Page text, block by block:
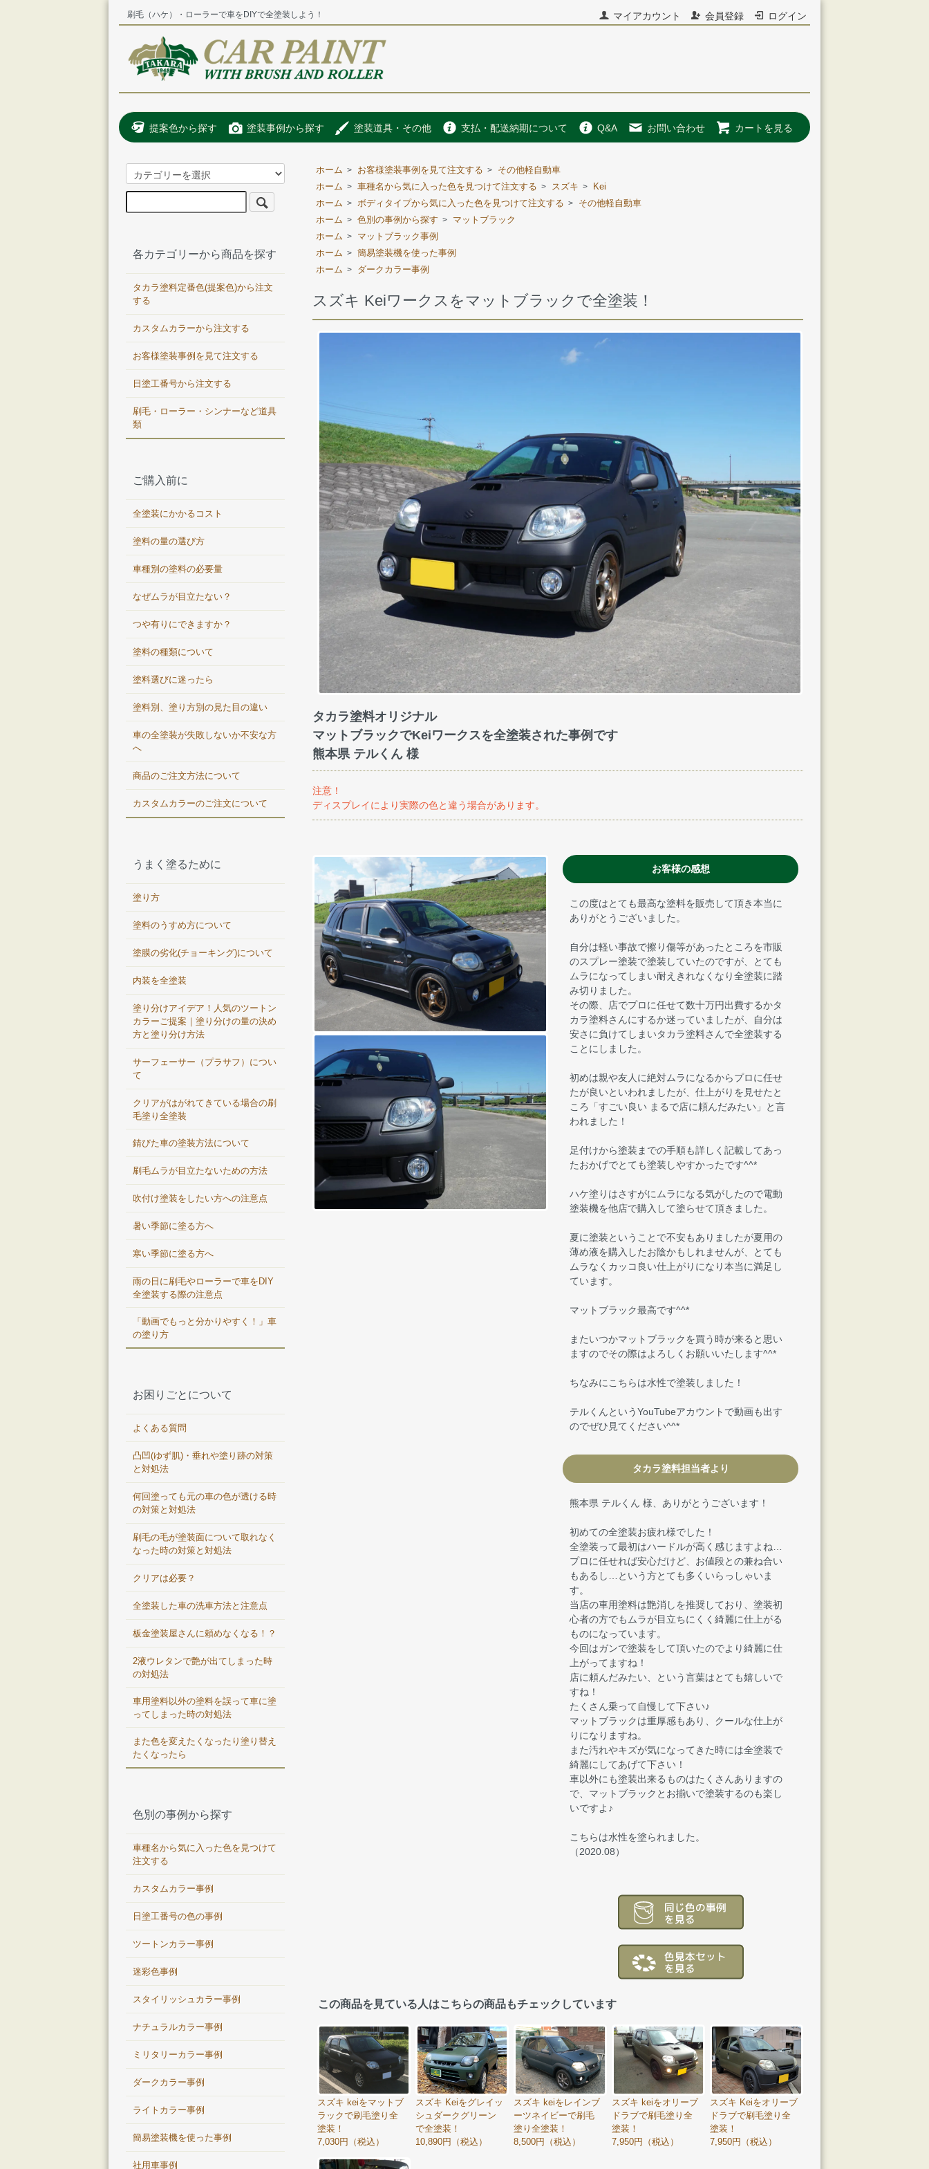
マイアカウント 会員登録 ログイン
刷毛（ハケ）・ローラーで車をDIYで全塗装しよう！
提案色から探す 塗装事例から探す 塗装道具・その他 支払・配送納期について Q&A お問い合わせ カートを見る
ホーム > お客様塗装事例を見て注文する >
その他軽自動車
ホーム > 車種名から気に入った色を見つけて注文する > スズキ >
Kei
ホーム > ボディタイプから気に入った色を見つけて注文する >
その他軽自動車
ホーム > 色別の事例から探す >
マットブラック
ホーム >
マットブラック事例
ホーム > 簡易塗装機を使った事例
ホーム > ダークカラー事例
スズキ Keiワークスをマットブラックで全塗装！
タカラ塗料オリジナル
マットブラックでKeiワークスを全塗装された事例です
熊本県 テルくん 様
注意！
ディスプレイにより実際の色と違う場合があります。
お客様の感想
この度はとても最高な塗料を販売して頂き本当に
ありがとうございました。
自分は軽い事故で擦り傷等があったところを市販
のスプレー塗装で塗装していたのですが、とても
ムラになってしまい耐えきれなくなり全塗装に踏
み切りました。
その際、店でプロに任せて数十万円出費するかタ
カラ塗料さんにするか迷っていましたが、自分は
安さに負けてしまいタカラ塗料さんで全塗装する
ことにしました。
初めは親や友人に絶対ムラになるからプロに任せ
たが良いといわれましたが、仕上がりを見せたと
ころ「すごい良い まるで店に頼んだみたい」と言
われました！
足付けから塗装までの手順も詳しく記載してあっ
たおかげでとても塗装しやすかったです^^*
ハケ塗りはさすがにムラになる気がしたので電動
塗装機を他店で購入して塗らせて頂きました。
夏に塗装ということで不安もありましたが夏用の
薄め液を購入したお陰かもしれませんが、とても
ムラなくカッコ良い仕上がりになり本当に満足し
ています。
マットブラック最高です^^*
またいつかマットブラックを買う時が来ると思い
ますのでその際はよろしくお願いいたします^^*
ちなみにこちらは水性で塗装しました！
テルくんというYouTubeアカウントで動画も出す
のでぜひ見てください^^*
タカラ塗料担当者より
熊本県 テルくん 様、ありがとうございます！
初めての全塗装お疲れ様でした！
全塗装って最初はハードルが高く感じますよね…
プロに任せれば安心だけど、お値段との兼ね合い
もあるし…という方とても多くいらっしゃいま
す。
当店の車用塗料は艶消しを推奨しており、塗装初
心者の方でもムラが目立ちにくく綺麗に仕上がる
ものになっています。
今回はガンで塗装をして頂いたのでより綺麗に仕
上がってますね！
店に頼んだみたい、という言葉はとても嬉しいで
すね！
たくさん乗って自慢して下さい♪
マットブラックは重厚感もあり、クールな仕上が
りになりますね。
また汚れやキズが気になってきた時には全塗装で
綺麗にしてあげて下さい！
車以外にも塗装出来るものはたくさんありますの
で、マットブラックとお揃いで塗装するのも楽し
いですよ♪
こちらは水性を塗られました。
（2020.08）
この商品を見ている人はこちらの商品もチェックしています
スズキ keiをマットブ
ラックで刷毛塗り全
塗装！
7,030円（税込）
スズキ Keiをグレイッ
シュダークグリーン
で全塗装！
10,890円（税込）
スズキ keiをレインブ
ーツネイビーで刷毛
塗り全塗装！
8,500円（税込）
スズキ keiをオリーブ
ドラブで刷毛塗り全
塗装！
7,950円（税込）
スズキ Keiをオリーブ
ドラブで刷毛塗り全
塗装！
7,950円（税込）
各カテゴリーから商品を探す
タカラ塗料定番色(提案色)から注文
する
カスタムカラーから注文する
お客様塗装事例を見て注文する
日塗工番号から注文する
刷毛・ローラー・シンナーなど道具
類
ご購入前に
全塗装にかかるコスト
塗料の量の選び方
車種別の塗料の必要量
なぜムラが目立たない？
つや有りにできますか？
塗料の種類について
塗料選びに迷ったら
塗料別、塗り方別の見た目の違い
車の全塗装が失敗しないか不安な方
へ
商品のご注文方法について
カスタムカラーのご注文について
うまく塗るために
塗り方
塗料のうすめ方について
塗膜の劣化(チョーキング)について
内装を全塗装
塗り分けアイデア！人気のツートン
カラーご提案｜塗り分けの量の決め
方と塗り分け方法
サーフェーサー（プラサフ）につい
て
クリアがはがれてきている場合の刷
毛塗り全塗装
錆びた車の塗装方法について
刷毛ムラが目立たないための方法
吹付け塗装をしたい方への注意点
暑い季節に塗る方へ
寒い季節に塗る方へ
雨の日に刷毛やローラーで車をDIY
全塗装する際の注意点
「動画でもっと分かりやすく！」車
の塗り方
お困りごとについて
よくある質問
凸凹(ゆず肌)・垂れや塗り跡の対策
と対処法
何回塗っても元の車の色が透ける時
の対策と対処法
刷毛の毛が塗装面について取れなく
なった時の対策と対処法
クリアは必要？
全塗装した車の洗車方法と注意点
板金塗装屋さんに頼めなくなる！？
2液ウレタンで艶が出てしまった時
の対処法
車用塗料以外の塗料を誤って車に塗
ってしまった時の対処法
また色を変えたくなったり塗り替え
たくなったら
色別の事例から探す
車種名から気に入った色を見つけて
注文する
カスタムカラー事例
日塗工番号の色の事例
ツートンカラー事例
迷彩色事例
スタイリッシュカラー事例
ナチュラルカラー事例
ミリタリーカラー事例
ダークカラー事例
ライトカラー事例
簡易塗装機を使った事例
社用車事例